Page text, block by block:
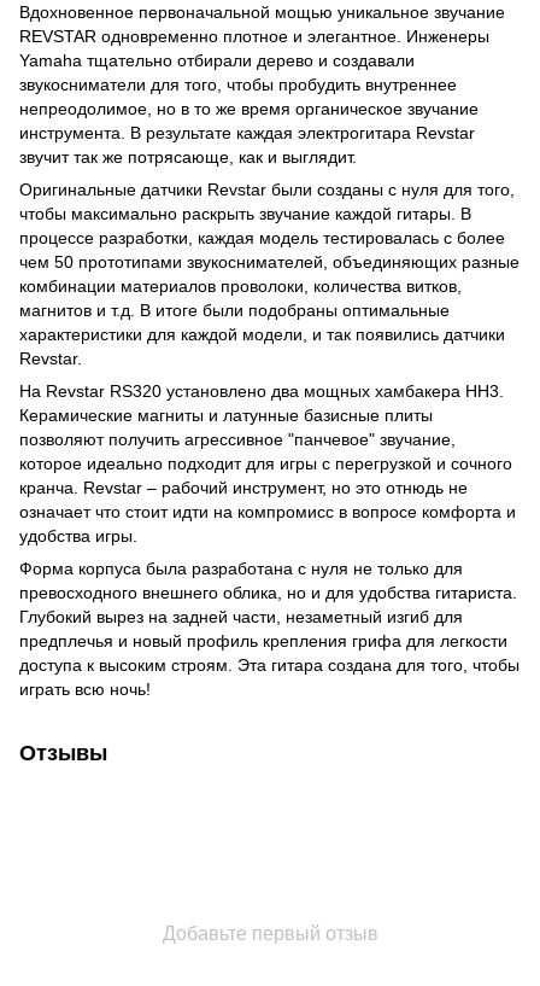
Вдохновенное первоначальной мощью уникальное звучание
REVSTAR одновременно плотное и элегантное. Инженеры
Yamaha тщательно отбирали дерево и создавали
звукосниматели для того, чтобы пробудить внутреннее
непреодолимое, но в то же время органическое звучание
инструмента. В результате каждая электрогитара Revstar
звучит так же потрясающе, как и выглядит.
Оригинальные датчики Revstar были созданы с нуля для того,
чтобы максимально раскрыть звучание каждой гитары. В
процессе разработки, каждая модель тестировалась с более
чем 50 прототипами звукоснимателей, объединяющих разные
комбинации материалов проволоки, количества витков,
магнитов и т.д. В итоге были подобраны оптимальные
характеристики для каждой модели, и так появились датчики
Revstar.
На Revstar RS320 установлено два мощных хамбакера HH3.
Керамические магниты и латунные базисные плиты
позволяют получить агрессивное "панчевое" звучание,
которое идеально подходит для игры с перегрузкой и сочного
кранча. Revstar – рабочий инструмент, но это отнюдь не
означает что стоит идти на компромисс в вопросе комфорта и
удобства игры.
Форма корпуса была разработана с нуля не только для
превосходного внешнего облика, но и для удобства гитариста.
Глубокий вырез на задней части, незаметный изгиб для
предплечья и новый профиль крепления грифа для легкости
доступа к высоким строям. Эта гитара создана для того, чтобы
играть всю ночь!
Отзывы
Добавьте первый отзыв